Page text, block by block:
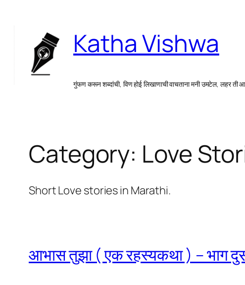
content
Katha Vishwa
गुंफण करून शब्दांची, विण होई लिखाणाची वाचताना मनी उमटेल, लहर ती
Category: Love
Short Love stories in Marathi.
आभास तुझा ( एक रहस्यकथा ) – भाग